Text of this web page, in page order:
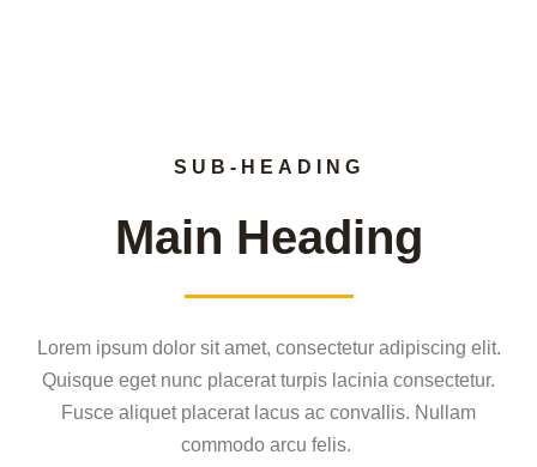
SUB-HEADING
Main Heading
Lorem ipsum dolor sit amet, consectetur adipiscing elit.
Quisque eget nunc placerat turpis lacinia consectetur.
Fusce aliquet placerat lacus ac convallis. Nullam
commodo arcu felis.